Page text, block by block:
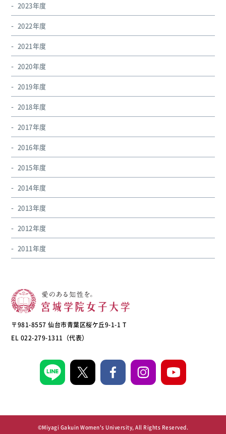
2023年度
2022年度
2021年度
2020年度
2019年度
2018年度
2017年度
2016年度
2015年度
2014年度
2013年度
2012年度
2011年度
〒981-8557 仙台市青葉区桜ケ丘9-1-1 T
EL 022-279-1311（代表）
©Miyagi Gakuin Women's University, All Rights Reserved.